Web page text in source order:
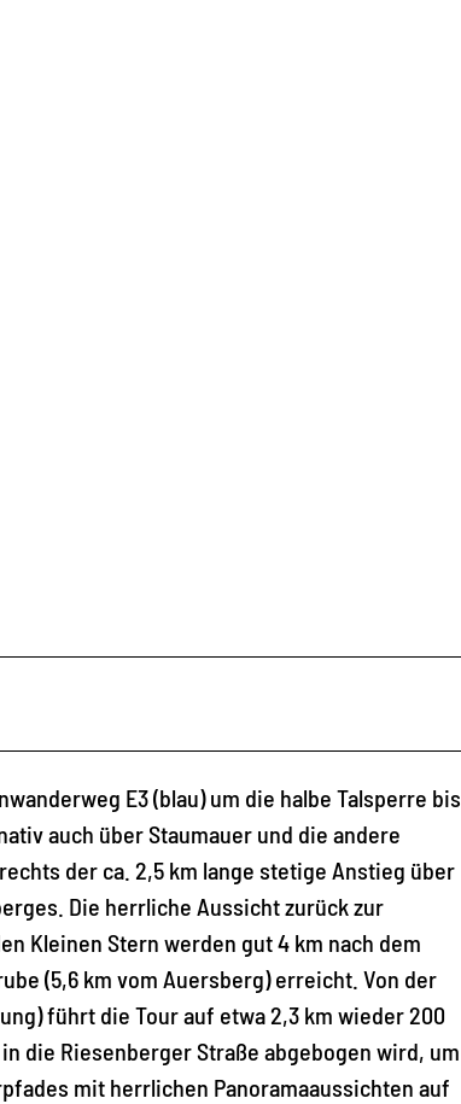
E3 (blau) um die halbe Talsperre bis
auch über Staumauer und die andere
der ca. 2,5 km lange stetige Anstieg über
Die herrliche Aussicht zurück zur
Kleinen Stern werden gut 4 km nach dem
(5,6 km vom Auersberg) erreicht. Von der
führt die Tour auf etwa 2,3 km wieder 200
die Riesenberger Straße abgebogen wird, um
mit herrlichen Panoramaaussichten auf